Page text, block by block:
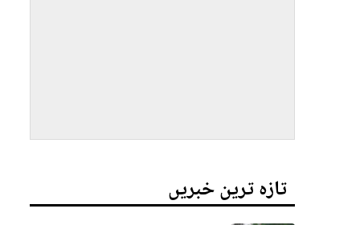
تازہ ترین خبریں